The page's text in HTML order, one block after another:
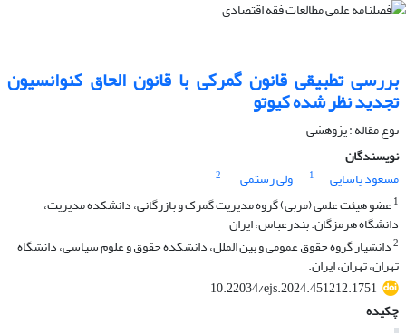
بررسی تطبیقی قانون گمرکی با قانون الحاق کنوانسیون
تجدید نظر شده کیوتو
نوع مقاله : پژوهشی
نویسندگان
مسعود یاسایی
1 ولی رستمی
2
1عضو هیئت علمی (مربی) گروه مدیریت گمرک و بازرگانی، دانشکده مدیریت،
دانشگاه هرمزگان. بندرعباس، ایران
2دانشیار گروه حقوق عمومی و بین الملل، دانشکده حقوق و علوم سیاسی، دانشگاه
تهران، تهران، ایران.
10.22034/ejs.2024.451212.1751
چکیده